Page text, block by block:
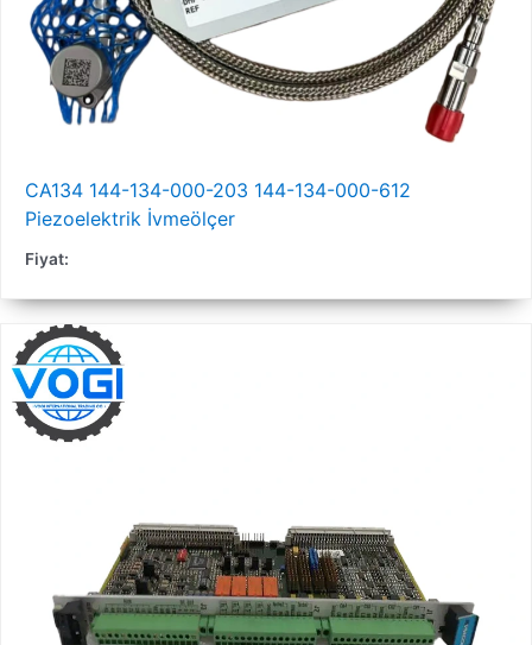
CA134 144-134-000-203 144-134-000-612
Piezoelektrik İvmeölçer
Fiyat: